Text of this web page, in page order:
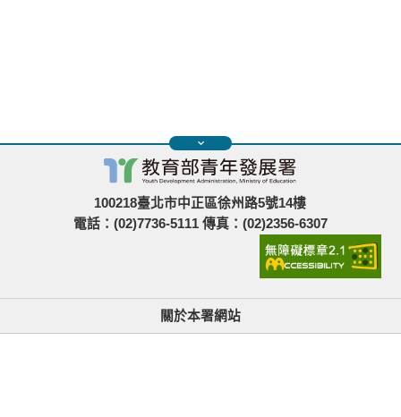
100218臺北市中正區徐州路5號14樓
電話：(02)7736-5111 傳真：(02)2356-6307
關於本署網站